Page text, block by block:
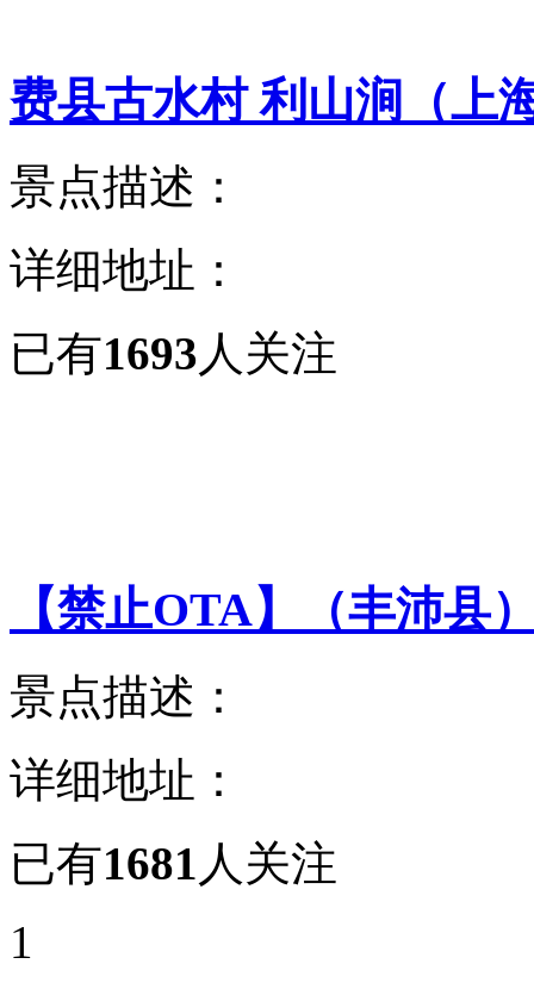
费县古水村 利山涧（上
景点描述：
详细地址：
已有1693人关注
【禁止OTA】（丰沛县
景点描述：
详细地址：
已有1681 人关注
1